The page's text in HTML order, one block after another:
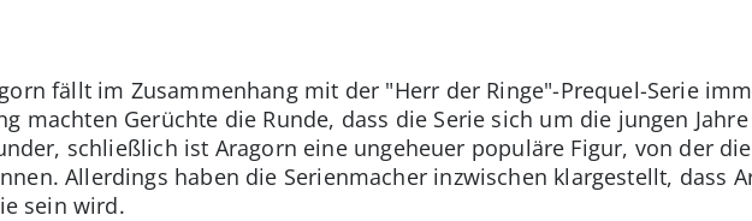
fällt im Zusammenhang mit der "Herr der Ringe"-Prequel-Serie
machten Gerüchte die Runde, dass die Serie sich um die jungen
schließlich ist Aragorn eine ungeheuer populäre Figur, von der
Allerdings haben die Serienmacher inzwischen klargestellt, dass
sein wird.